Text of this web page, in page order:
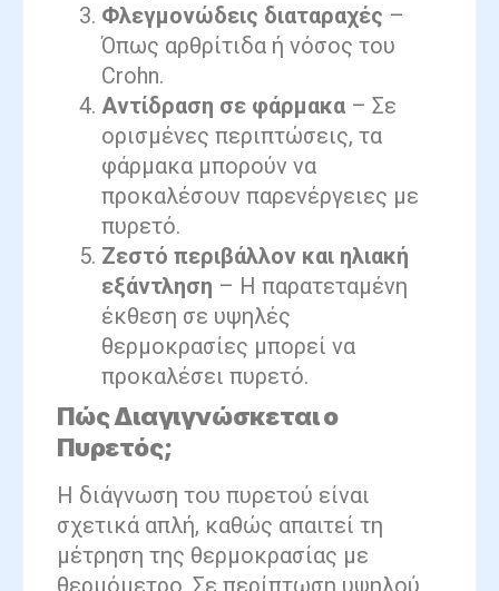
Φλεγμονώδεις διαταραχές –
Όπως αρθρίτιδα ή νόσος του
Crohn.
Αντίδραση σε φάρμακα – Σε
ορισμένες περιπτώσεις, τα
φάρμακα μπορούν να
προκαλέσουν παρενέργειες με
πυρετό.
Ζεστό περιβάλλον και ηλιακή
εξάντληση – Η παρατεταμένη
έκθεση σε υψηλές
θερμοκρασίες μπορεί να
προκαλέσει πυρετό.
Πώς Διαγιγνώσκεται ο
Πυρετός;
Η διάγνωση του πυρετού είναι
σχετικά απλή, καθώς απαιτεί τη
μέτρηση της θερμοκρασίας με
θερμόμετρο. Σε περίπτωση υψηλού